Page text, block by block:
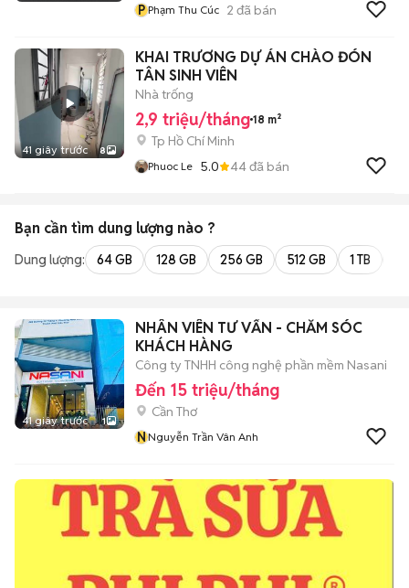
P Phạm Thu Cúc 2 đã bán
41 giây trước 8
KHAI TRƯƠNG DỰ ÁN CHÀO ĐÓN
TÂN SINH VIÊN
Nhà trống
2,9 triệu/tháng 18 m²
Tp Hồ Chí Minh
Phuoc Le 5.0 44đã bán
Bạn cần tìm dung lượng nào ?
Dung lượng: 64 GB 128 GB 256 GB 512 GB 1 TB
41 giây trước 1
NHÂN VIÊN TƯ VẤN - CHĂM SÓC
KHÁCH HÀNG
Công ty TNHH công nghệ phần mềm Nasani
Đến 15 triệu/tháng
Cần Thơ
NNguyễn Trần Vân Anh